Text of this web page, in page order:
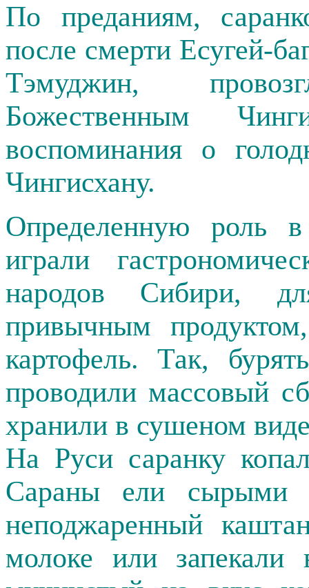
По преданиям,
после смерти Есугей-
Тэмуджин,
Божественным
воспоминания о
Чингисхану.
Определенную роль
играли
народов Сибири,
привычным
картофель. Так,
проводили массовый
хранили в сушеном
На Руси саранку
Сараны ели сырыми
неподжаренный
молоке или